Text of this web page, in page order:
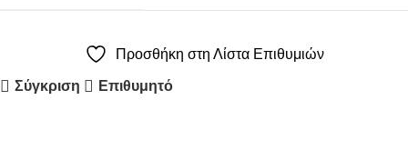
Προσθήκη στη Λίστα Επιθυμιών
Σύγκριση Επιθυμητό